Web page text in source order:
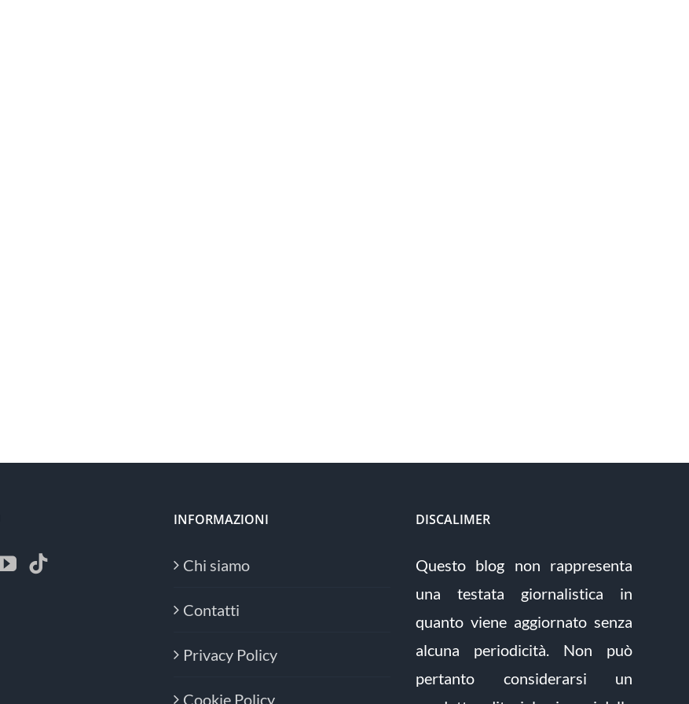
INFORMAZIONI
Chi siamo
Contatti
Privacy Policy
Cookie Policy
DISCALIMER
Questo blog non rappresenta
una testata giornalistica in
quanto viene aggiornato senza
alcuna periodicità. Non può
pertanto considerarsi un